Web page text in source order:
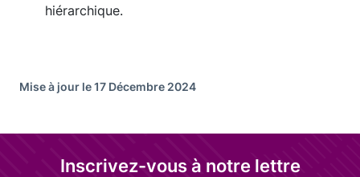
hiérarchique.
Mise à jour le 17 Décembre 2024
Inscrivez-vous à notre lettre